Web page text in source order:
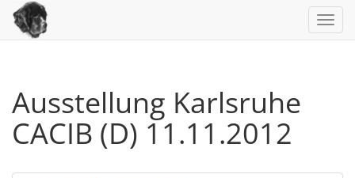
Ausstellung Karlsruhe
CACIB (D) 11.11.2012